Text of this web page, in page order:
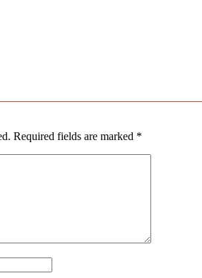
Required fields are marked *